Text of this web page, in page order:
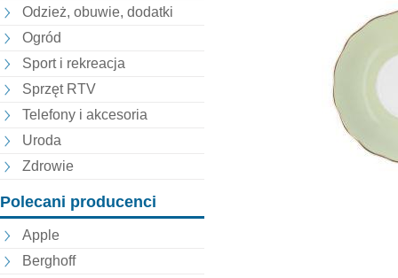
Odzież, obuwie, dodatki
Ogród
Sport i rekreacja
Sprzęt RTV
Telefony i akcesoria
Uroda
Zdrowie
Polecani producenci
Apple
Berghoff